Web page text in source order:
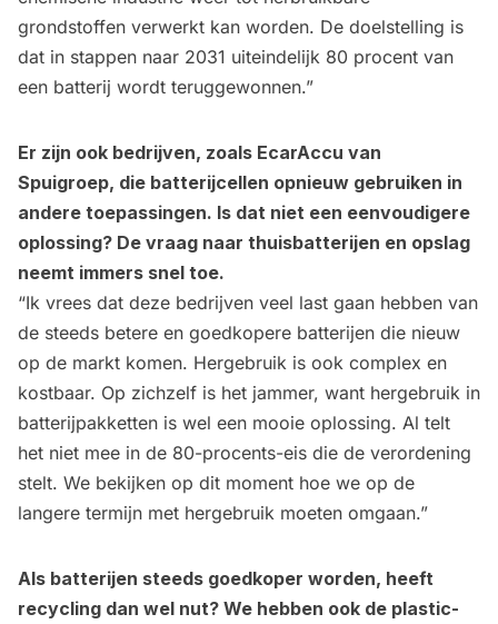
grondstoffen verwerkt kan worden. De doelstelling is
dat in stappen naar 2031 uiteindelijk 80 procent van
een batterij wordt teruggewonnen.”
Er zijn ook bedrijven, zoals EcarAccu van
Spuigroep, die batterijcellen opnieuw gebruiken in
andere toepassingen. Is dat niet een eenvoudigere
oplossing? De vraag naar thuisbatterijen en opslag
neemt immers snel toe.
“Ik vrees dat deze bedrijven veel last gaan hebben van
de steeds betere en goedkopere batterijen die nieuw
op de markt komen. Hergebruik is ook complex en
kostbaar. Op zichzelf is het jammer, want hergebruik in
batterijpakketten is wel een mooie oplossing. Al telt
het niet mee in de 80-procents-eis die de verordening
stelt. We bekijken op dit moment hoe we op de
langere termijn met hergebruik moeten omgaan.”
Als batterijen steeds goedkoper worden, heeft
recycling dan wel nut? We hebben ook de plastic-